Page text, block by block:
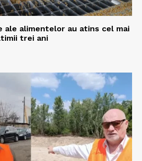
ale alimentelor au atins cel mai
trei ani